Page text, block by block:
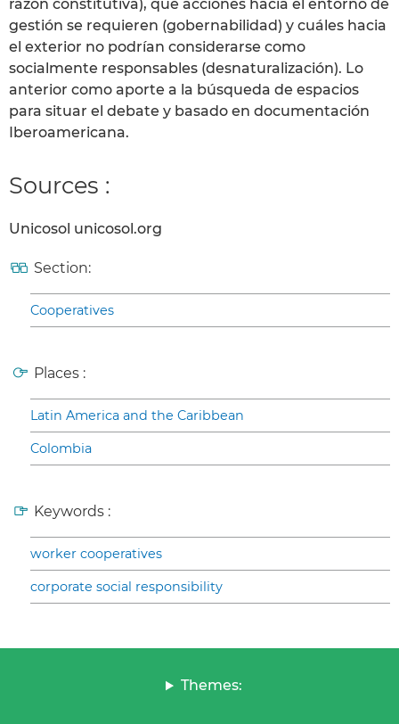
razón constitutiva), qué acciones hacia el entorno de
gestión se requieren (gobernabilidad) y cuáles hacia
el exterior no podrían considerarse como
socialmente responsables (desnaturalización). Lo
anterior como aporte a la búsqueda de espacios
para situar el debate y basado en documentación
Iberoamericana.
Sources :
Unicosol unicosol.org
Section:
Cooperatives
Places :
Latin America and the Caribbean
Colombia
Keywords :
worker cooperatives
corporate social responsibility
Themes: